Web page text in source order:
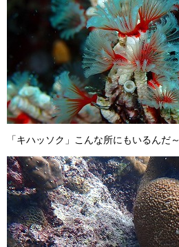
「キハッソク」こんな所にもいるんだ～